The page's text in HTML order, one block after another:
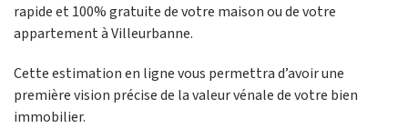
rapide et 100% gratuite de votre maison ou de votre
appartement à Villeurbanne.
Cette estimation en ligne vous permettra d’avoir une
première vision précise de la valeur vénale de votre bien
immobilier.